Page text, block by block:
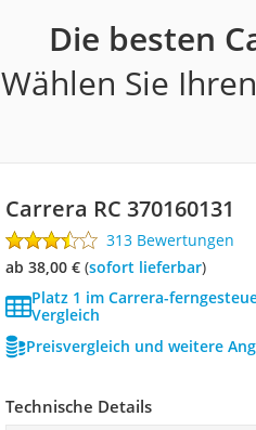
Die besten
Wählen Sie
Carrera RC 370160131
313 Bewertungen
ab 38,00 €( Sofort lieferbar)
Platz 1 im Carrera-
Vergleich
Preisvergleich und weitere
Technische Details